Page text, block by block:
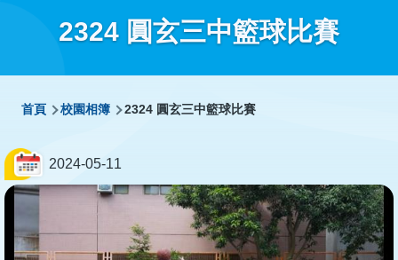
navigation
2324 圓玄三中籃球比賽
導
連
結
首頁 校園相簿 2324 圓玄三中籃球比賽
2024-05-11